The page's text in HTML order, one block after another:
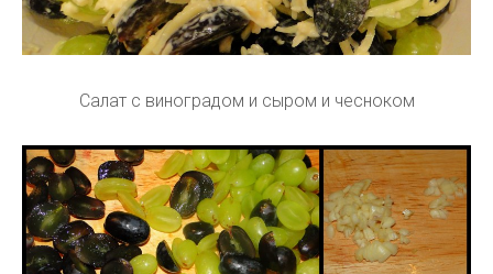
Салат с виноградом и сыром и чесноком